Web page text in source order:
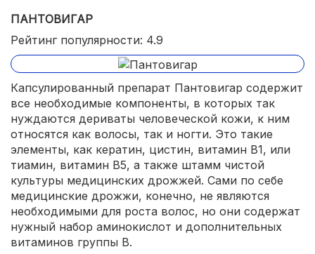
ПАНТОВИГАР
Рейтинг популярности: 4.9
Капсулированный препарат Пантовигар содержит
все необходимые компоненты, в которых так
нуждаются дериваты человеческой кожи, к ним
относятся как волосы, так и ногти. Это такие
элементы, как кератин, цистин, витамин B1, или
тиамин, витамин B5, а также штамм чистой
культуры медицинских дрожжей. Сами по себе
медицинские дрожжи, конечно, не являются
необходимыми для роста волос, но они содержат
нужный набор аминокислот и дополнительных
витаминов группы B.